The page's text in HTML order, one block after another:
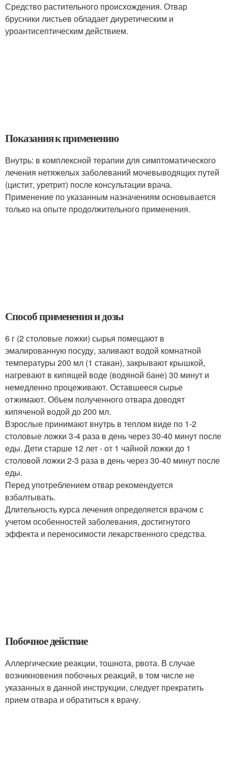
Средство растительного происхождения. Отвар
брусники листьев обладает диуретическим и
уроантисептическим действием.
Показания к применению
Внутрь: в комплексной терапии для симптоматического
лечения нетяжелых заболеваний мочевыводящих путей
(цистит, уретрит) после консультации врача.
Применение по указанным назначениям основывается
только на опыте продолжительного применения.
Способ применения и дозы
6 г (2 столовые ложки) сырья помещают в
эмалированную посуду, заливают водой комнатной
температуры 200 мл (1 стакан), закрывают крышкой,
нагревают в кипящей воде (водяной бане) 30 минут и
немедленно процеживают. Оставшееся сырье
отжимают. Объем полученного отвара доводят
кипяченой водой до 200 мл.
Взрослые принимают внутрь в теплом виде по 1-2
столовые ложки 3-4 раза в день через 30-40 минут после
еды. Дети старше 12 лет - от 1 чайной ложки до 1
столовой ложки 2-3 раза в день через 30-40 минут после
еды.
Перед употреблением отвар рекомендуется
взбалтывать.
Длительность курса лечения определяется врачом с
учетом особенностей заболевания, достигнутого
эффекта и переносимости лекарственного средства.
Побочное действие
Аллергические реакции, тошнота, рвота. В случае
возникновения побочных реакций, в том числе не
указанных в данной инструкции, следует прекратить
прием отвара и обратиться к врачу.